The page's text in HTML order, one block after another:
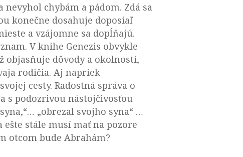
chybám a pádom. Zdá sa
konečne dosahuje doposiaľ
a vzájomne sa dopĺňajú.
V knihe Genezis obvykle
objasňuje dôvody a okolnosti,
rodičia. Aj napriek
cesty. Radostná správa o
s podozrivou nástojčivosťou
„obrezal svojho syna“ …
stále musí mať na pozore
otcom bude Abrahám?